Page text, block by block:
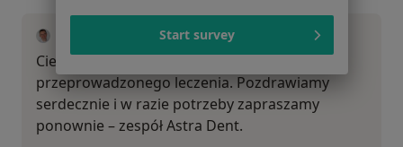
dr n. med. Tomasz Bigas
Cieszymy się, że jest Pani zadowolona z
przeprowadzonego leczenia. Pozdrawiamy
serdecznie i w razie potrzeby zapraszamy
ponownie – zespół Astra Dent.
Start survey